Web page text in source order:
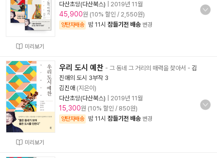
미리보기
다산초당(다산북스)
2019년 11월
45,900원 (10% 할인 / 2,550원)
양탄자배송 밤 11시 잠들기전 배송 변경
미리보기
우리 도시 예찬 - 그 동네 그 거리의 매력을 찾아서 - 김
진애의 도시 3부작 3
김진애 (지은이)
다산초당(다산북스)
2019년 11월
15,300원 (10% 할인 / 850원)
양탄자배송 밤 11시 잠들기전 배송 변경